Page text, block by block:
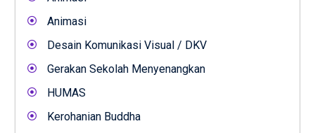
Animasi
Desain Komunikasi Visual / DKV
Gerakan Sekolah Menyenangkan
HUMAS
Kerohanian Buddha